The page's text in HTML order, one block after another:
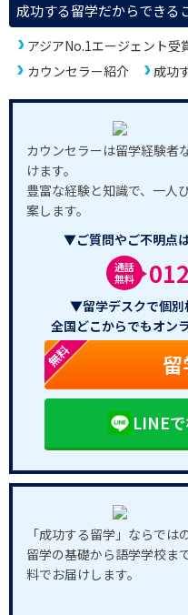
成功する留学だからできる
アジアNo.1エージェント受
カウンセラー紹介
成功
カウンセラーは留学経験者
けます。
豊富な経験と知識で、一人
案します。
▼ご質問やご不明点
通話
無料
▼留学デスクで個別
全国どこからでもオン
無料
LINE
「成功する留学」ならでは
留学の基礎から語学学校ま
料でお届けします。